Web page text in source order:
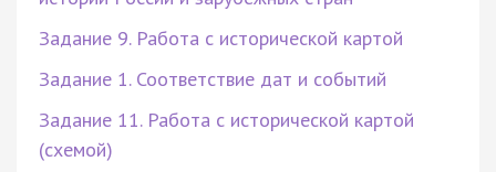
Задание 9. Работа с исторической картой
Задание 1. Соответствие дат и событий
Задание 11. Работа с исторической картой
(схемой)